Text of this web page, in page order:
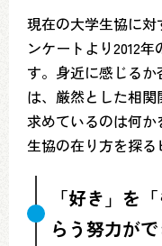
現在の大学生協に
ンケートより2012
す。身近に感じる
は、厳然とした相
求めているのは何
生協の在り方を探る
「好き」を
らう努力が